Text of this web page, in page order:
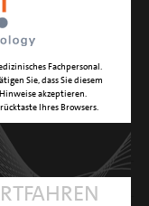
Instrument
oder Osteoplastik
Fachpersonal.
Sie, dass Sie diesem
akzeptieren.
Ihres Browsers.